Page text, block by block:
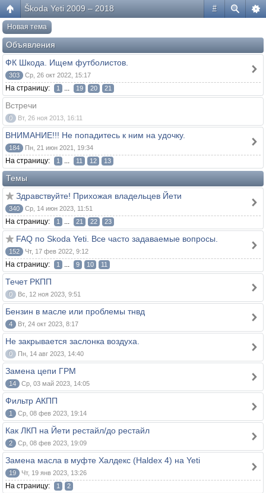
#
Škoda Yeti 2009 – 2018
Новая тема
Объявления
ФК Шкода. Ищем футболистов.
303 Ср, 26 окт 2022, 15:17
На страницу: 1 ... 19 20 21
Встречи
0 Вт, 26 ноя 2013, 16:11
ВНИМАНИЕ!!! Не попадитесь к ним на удочку.
184 Пн, 21 июн 2021, 19:34
На страницу: 1 ... 11 12 13
Темы
Здравствуйте! Прихожая владельцев Йети
340 Ср, 14 июн 2023, 11:51
На страницу: 1 ... 21 22 23
FAQ по Skoda Yeti. Все часто задаваемые вопросы.
152 Чт, 17 фев 2022, 9:12
На страницу: 1 ... 9 10 11
Течет РКПП
0 Вс, 12 ноя 2023, 9:51
Бензин в масле или проблемы тнвд
4 Вт, 24 окт 2023, 8:17
Не закрывается заслонка воздуха.
0 Пн, 14 авг 2023, 14:40
Замена цепи ГРМ
14 Ср, 03 май 2023, 14:05
Фильтр АКПП
1 Ср, 08 фев 2023, 19:14
Как ЛКП на Йети рестайл/до рестайл
2 Ср, 08 фев 2023, 19:09
Замена масла в муфте Халдекс (Haldex 4) на Yeti
19 Чт, 19 янв 2023, 13:26
На страницу: 1 2